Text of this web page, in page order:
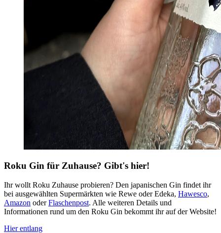
Roku Gin für Zuhause? Gibt's hier!
Ihr wollt Roku Zuhause probieren? Den japanischen Gin findet ihr
bei ausgewählten Supermärkten wie Rewe oder Edeka, Hawesco,
Amazon oderFlaschenpost. Alle weiteren Details und
Informationen rund um den Roku Gin bekommt ihr auf der Website!
Hier entlang